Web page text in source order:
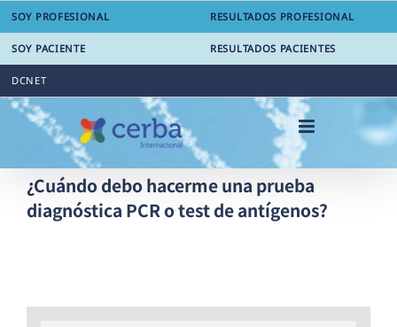
Saltar
contenido
SOY PROFESIONAL RESULTADOS PROFESIONAL
SOY PACIENTE RESULTADOS PACIENTES
DCNET
¿Cuándo debo hacerme una prueba
diagnóstica PCR o test de antígenos?